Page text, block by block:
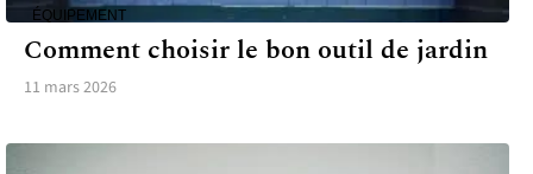
ÉQUIPEMENT
Comment choisir le bon outil de jardin
11 mars 2026